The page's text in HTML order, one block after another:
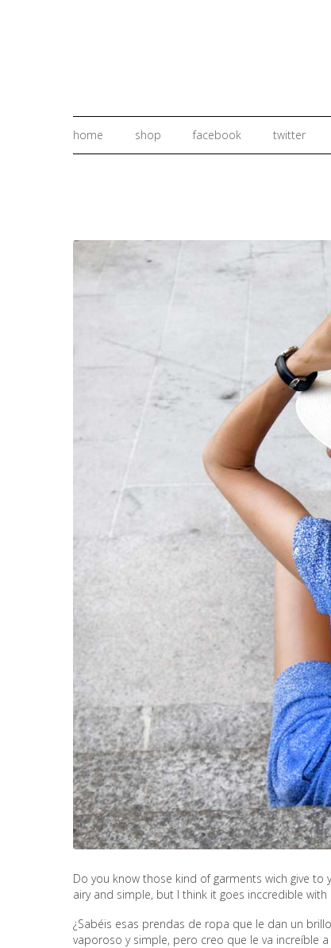
home
shop facebook twitter
Do you know those kind of garments wich give to
airy and simple, but I think it goes inccredible
¿Sabéis esas prendas de ropa que le dan un
vaporoso y simple, pero creo que le va increíble